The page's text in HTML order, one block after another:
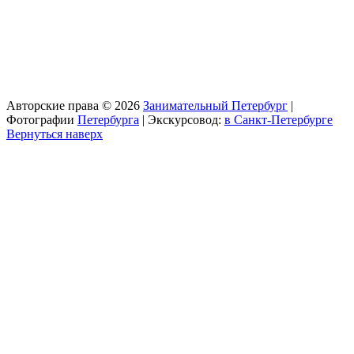
Авторские права © 2026 Занимательный Петербург |
Фотографии Петербурга | Экскурсовод: в Санкт-Петербурге
Вернуться наверх